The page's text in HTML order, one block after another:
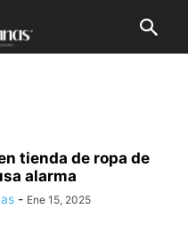
tienda de ropa de
alarma
- Ene 15, 2025